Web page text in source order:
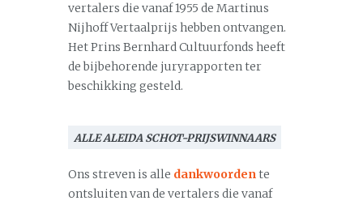
vertalers die vanaf 1955 de Martinus
Nijhoff Vertaalprijs hebben ontvangen.
Het Prins Bernhard Cultuurfonds heeft
de bijbehorende juryrapporten ter
beschikking gesteld.
ALLE ALEIDA SCHOT-PRIJSWINNAARS
Ons streven is alle dankwoordente
ontsluiten van de vertalers die vanaf